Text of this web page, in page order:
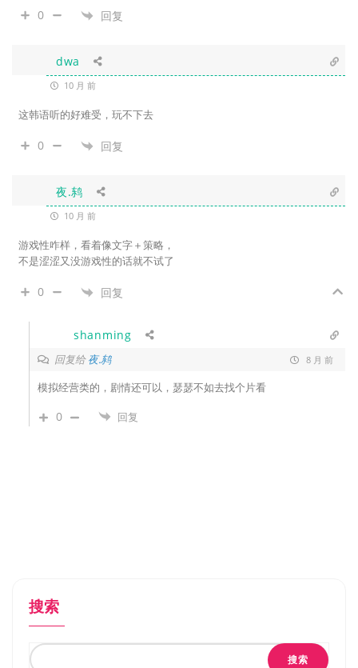
0 回复
dwa
10 月 前
这韩语听的好难受，玩不下去
0 回复
夜.鸫
10 月 前
游戏性咋样，看着像文字＋策略，
不是涩涩又没游戏性的话就不试了
0 回复
shanming
回复给夜.鸫 8 月 前
模拟经营类的，剧情还可以，瑟瑟不如去找个片看
0 回复
搜索
搜索